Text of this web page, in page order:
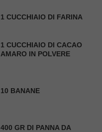
1 CUCCHIAIO DI FARINA
1 CUCCHIAIO DI CACAO
AMARO IN POLVERE
10 BANANE
400 GR DI PANNA DA